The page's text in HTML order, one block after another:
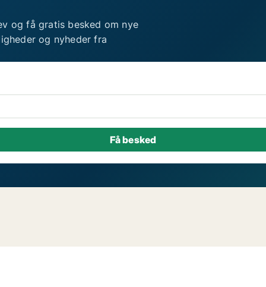
og få gratis besked om nye
og nyheder fra